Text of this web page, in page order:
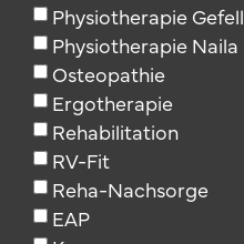
Physiotherapie Gefell
Physiotherapie Naila
Osteopathie
Ergotherapie
Rehabilitation
RV-Fit
Reha-Nachsorge
EAP